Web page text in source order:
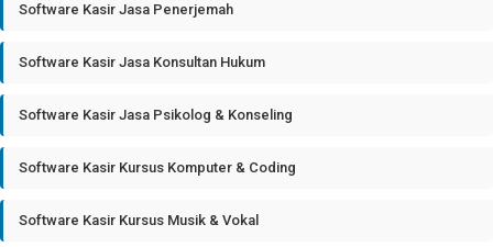
Software Kasir Jasa Penerjemah
Software Kasir Jasa Konsultan Hukum
Software Kasir Jasa Psikolog & Konseling
Software Kasir Kursus Komputer & Coding
Software Kasir Kursus Musik & Vokal